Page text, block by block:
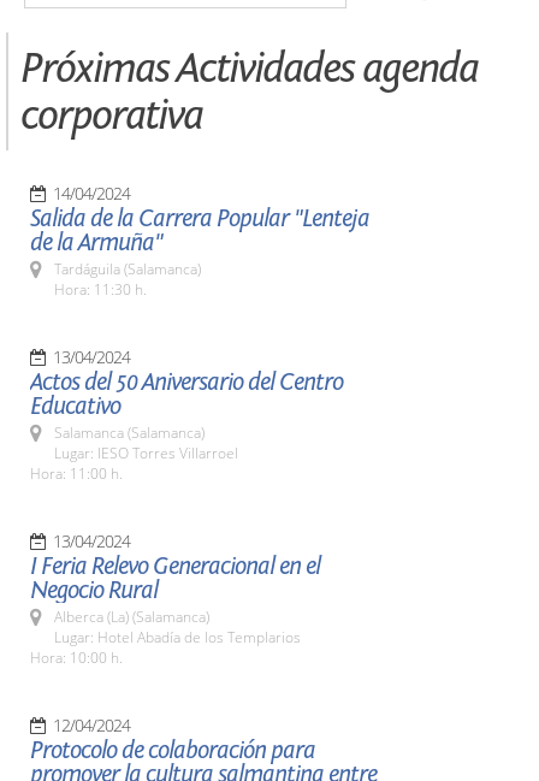
Próximas Actividades agenda
corporativa
14/04/2024
Salida de la Carrera Popular "Lenteja
de la Armuña"
Tardáguila (Salamanca)
Hora: 11:30 h.
13/04/2024
Actos del 50 Aniversario del Centro
Educativo
Salamanca (Salamanca)
Lugar: IESO Torres Villarroel
Hora: 11:00 h.
13/04/2024
I Feria Relevo Generacional en el
Negocio Rural
Alberca (La) (Salamanca)
Lugar: Hotel Abadía de los Templarios
Hora: 10:00 h.
12/04/2024
Protocolo de colaboración para
promover la cultura salmantina entre